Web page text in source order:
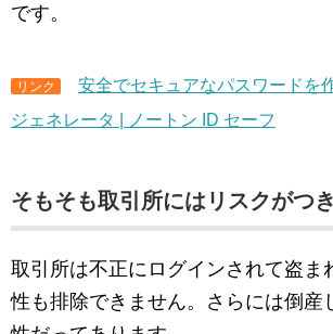
です。
リンク
安全でセキュアなパスワードを
ジェネレータ | ノートン ID セーフ
そもそも取引所にはリスクがつ
取引所は不正にログインされて盗ま
性も排除できません。さらには倒産